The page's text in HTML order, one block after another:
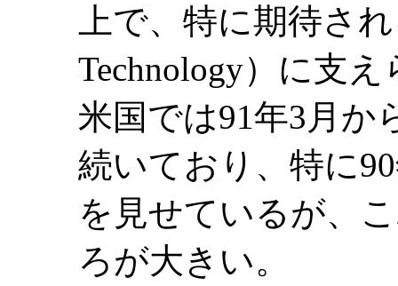
上で、特に期待さ
Technology）に支
米国では91年3月か
続いており、特に
を見せているが、
ろが大きい。